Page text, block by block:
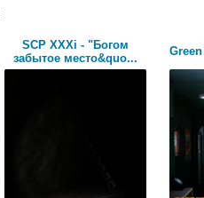
SCP XXXi - "Богом
забытое место&quo...